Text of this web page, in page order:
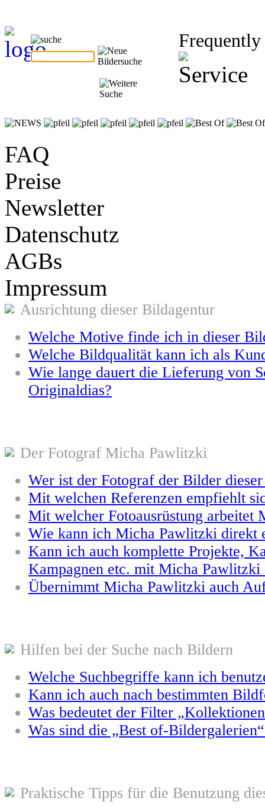
Frequently
FAQ
Preise
Newsletter
Datenschutz
AGBs
Impressum
Ausrichtung dieser Bildagentur
Welche Motive finde ich in dieser
Welche Bildqualität kann ich als
Wie lange dauert die Lieferung von
Originaldias?
Der Fotograf Micha Pawlitzki
Wer ist der Fotograf der Bilder
Mit welchen Referenzen empfiehlt
Mit welcher Fotoausrüstung arbeitet
Wie kann ich Micha Pawlitzki direkt
Kann ich auch komplette Projekte,
Kampagnen etc. mit Micha Pawlitzki
Übernimmt Micha Pawlitzki auch
Hilfen bei der Suche nach Bildern
Welche Suchbegriffe kann ich
Kann ich auch nach bestimmten
Was bedeutet der Filter
Was sind die „Best of-
Praktische Tipps für die Benutzung